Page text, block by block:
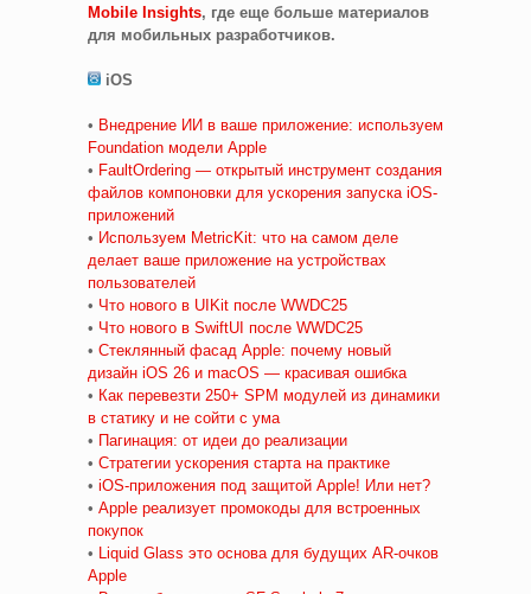
Mobile Insights, где еще больше материалов
для мобильных разработчиков.
iOS
• Внедрение ИИ в ваше приложение: используем
Foundation модели Apple
• FaultOrdering — открытый инструмент создания
файлов компоновки для ускорения запуска iOS-
приложений
• Используем MetricKit: что на самом деле
делает ваше приложение на устройствах
пользователей
• Что нового в UIKit после WWDC25
• Что нового в SwiftUI после WWDC25
• Стеклянный фасад Apple: почему новый
дизайн iOS 26 и macOS — красивая ошибка
• Как перевезти 250+ SPM модулей из динамики
в статику и не сойти с ума
• Пагинация: от идеи до реализации
• Стратегии ускорения старта на практике
• iOS-приложения под защитой Apple! Или нет?
• Apple реализует промокоды для встроенных
покупок
• Liquid Glass это основа для будущих AR-очков
Apple